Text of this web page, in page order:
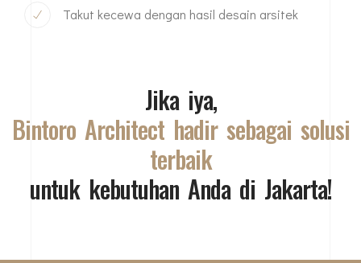
Takut kecewa dengan hasil desain arsitek
Jika iya,
Bintoro Architect hadir sebagai solusi
terbaik
untuk kebutuhan Anda di Jakarta!